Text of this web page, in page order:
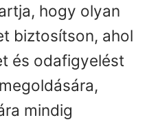
hogy olyan
biztosítson, ahol
és odafigyelést
mindig